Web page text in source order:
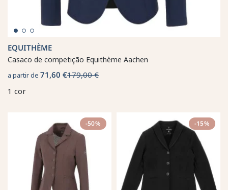
EQUITHÈME
Casaco de competição Equithème Aachen
a partir de 71,60 €179,00 €
1 cor
-50% -15%